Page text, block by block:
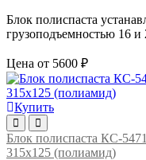
Блок полиспаста
грузоподъемностью 16
Цена от 5600 ₽
Купить
Блок полиспаста КС-
315х125 (полиамид)